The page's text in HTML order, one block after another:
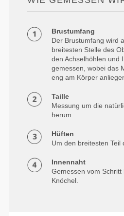
Brustumfang
Der Brustumfang wird
breitesten Stelle des
den Achselhöhlen und
gemessen, wobei das
eng am Körper
Taille
Messung um die
herum.
Hüften
Um den breitesten Teil
Innennaht
Gemessen vom Schritt
Knöchel.